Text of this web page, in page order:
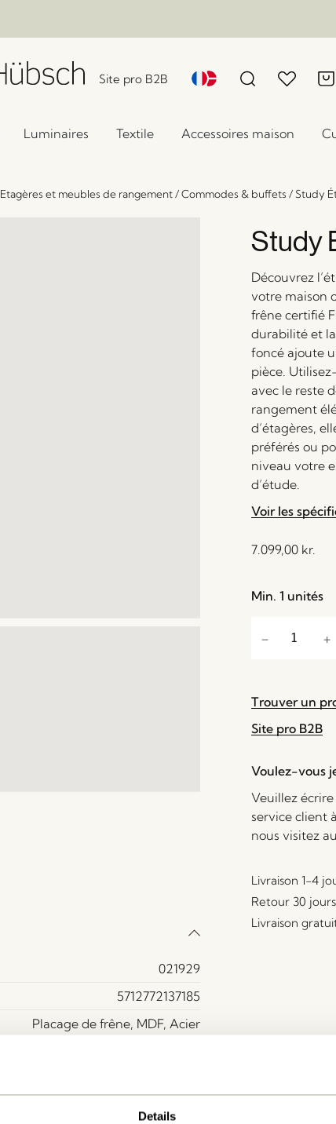
Details
Site pro B2B
Luminaires Textile Accessoires maison
Etagères et meubles de rangement/Commodes & buffets / Study
021929
5712772137185
Placage de frêne, MDF, Acier
Study
Découvrez
votre maison
frêne certifié
durabilité et
foncé ajoute
pièce.
avec le reste
rangement
d’étagères,
préférés ou
niveau votre
d’étude.
Voir les
7.099,00 kr.
Min. 1 unités
Trouver un
Site pro B2B
Voulez-vous
Veuillez écrire
service client à
nous visitez
Livraison 1-4
Retour 30 jours
Livraison